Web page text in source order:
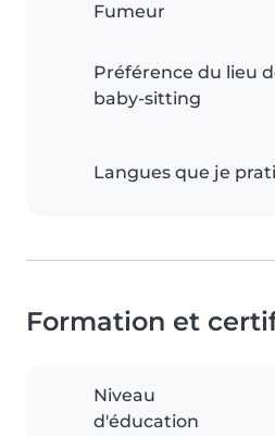
Fumeur
Préférence du lieu
baby-sitting
Langues que je
Formation et
Niveau
d'éducation